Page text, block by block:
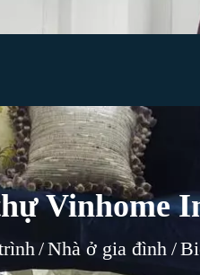
Vinhome
Nhà ở gia đình
TRANG
RÈM CỬA
TIN TỨC
TƯ VẤN
CÔNG